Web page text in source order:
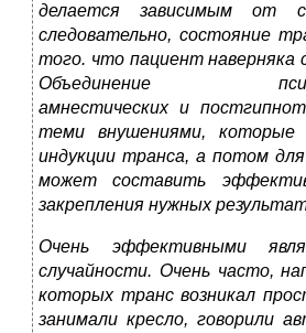
делается зависимым от
следовательно, состояние
того. что пациент наверняка
Объединение
амнестических и
теми внушениями, которые
индукции транса, а потом
может составить
закрепления нужных
Очень эффективными
случайности. Очень часто,
которых транс возникал
занимали кресло, говорили